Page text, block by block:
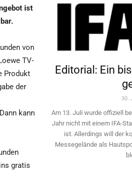
ist
von
TV-
Produkt
der
kann
gratis
Editorial: Ein
30.
Am 13. Juli wurde offiziell
Jahr nicht mit einem IFA-
ist. Allerdings will ­der
Messegelände als